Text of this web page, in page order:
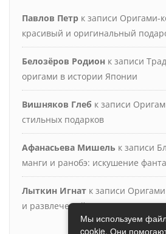
Павлов Петр к записи Оригами-
красивый и оригинальный
Белозёров Родион к записи
оригами в истории Японии
Вишняков Глеб к записи
стильных подарков
Афанасьева Мишель к записи
манги и ранобэ: искушение
Лыткин Игнат к записи
и развлечений
Мы используем
cookie. Они